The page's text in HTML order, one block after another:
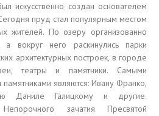
искусственно создан основателем
пруд стал популярным местом
жителей. По озеру организованно
а вокруг него раскинулись парки
архитектурных построек, в городе
театры и памятники. Самыми
являются: Ивану Франко,
Даниле Галицкому и другие.
зачатия Пресвятой